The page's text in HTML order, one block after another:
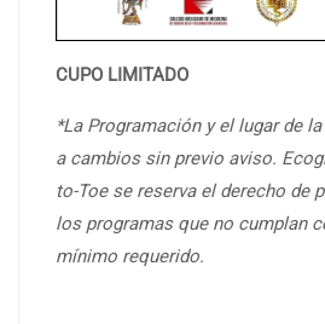
CUPO LIMITADO
*La Programación y el lugar de
a cambios sin previo aviso.
to-Toe se reserva el derecho de
los programas que no cumplan
mínimo requerido.